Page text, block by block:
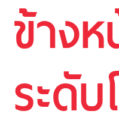
ข้าง
ระดับ